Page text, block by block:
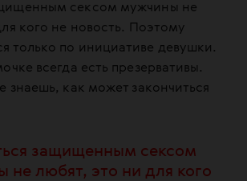
сексом мужчины не
кого не новость. Поэтому
только по инициативе девушки.
всегда есть презервативы.
знаешь, как может закончиться
защищенным сексом
не любят, это ни для кого